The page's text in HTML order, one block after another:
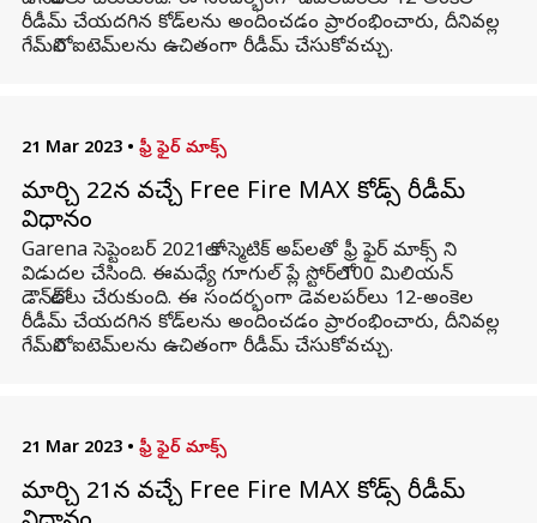
రీడీమ్ చేయదగిన కోడ్‌లను అందించడం ప్రారంభించారు, దీనివల్ల
గేమ్‌లోని ఐటెమ్‌లను ఉచితంగా రీడీమ్ చేసుకోవచ్చు.
21 Mar 2023 • ఫ్రీ ఫైర్ మాక్స్
మార్చి 22న వచ్చే Free Fire MAX కోడ్స్ రీడీమ్
విధానం
Garena సెప్టెంబర్ 2021లో కాస్మెటిక్ అప్‌లతో ఫ్రీ ఫైర్ మాక్స్ ని
విడుదల చేసింది. ఈమధ్యే గూగుల్ ప్లే స్టోర్‌లో 100 మిలియన్
డౌన్‌లోడ్‌లు చేరుకుంది. ఈ సందర్భంగా డెవలపర్‌లు 12-అంకెల
రీడీమ్ చేయదగిన కోడ్‌లను అందించడం ప్రారంభించారు, దీనివల్ల
గేమ్‌లోని ఐటెమ్‌లను ఉచితంగా రీడీమ్ చేసుకోవచ్చు.
21 Mar 2023 • ఫ్రీ ఫైర్ మాక్స్
మార్చి 21న వచ్చే Free Fire MAX కోడ్స్ రీడీమ్